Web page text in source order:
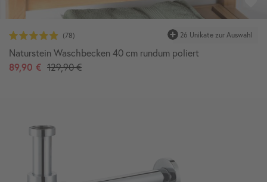
26 Unikate zur Auswahl
Naturstein Waschbecken 40 cm rundum poliert
89,90 € 129,90 €